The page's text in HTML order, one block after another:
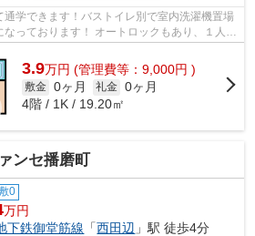
学できます！バストイレ別で室内洗濯機置場
ートロックもあり、１人暮
も可能...
3.9万円 (管理費等：9,000円 )
敷金 0ヶ月 礼金 0ヶ月
4階 / 1K / 19.20㎡
ンセ播磨町
0
万円
下鉄御堂筋線 「西田辺 」駅 徒歩4分